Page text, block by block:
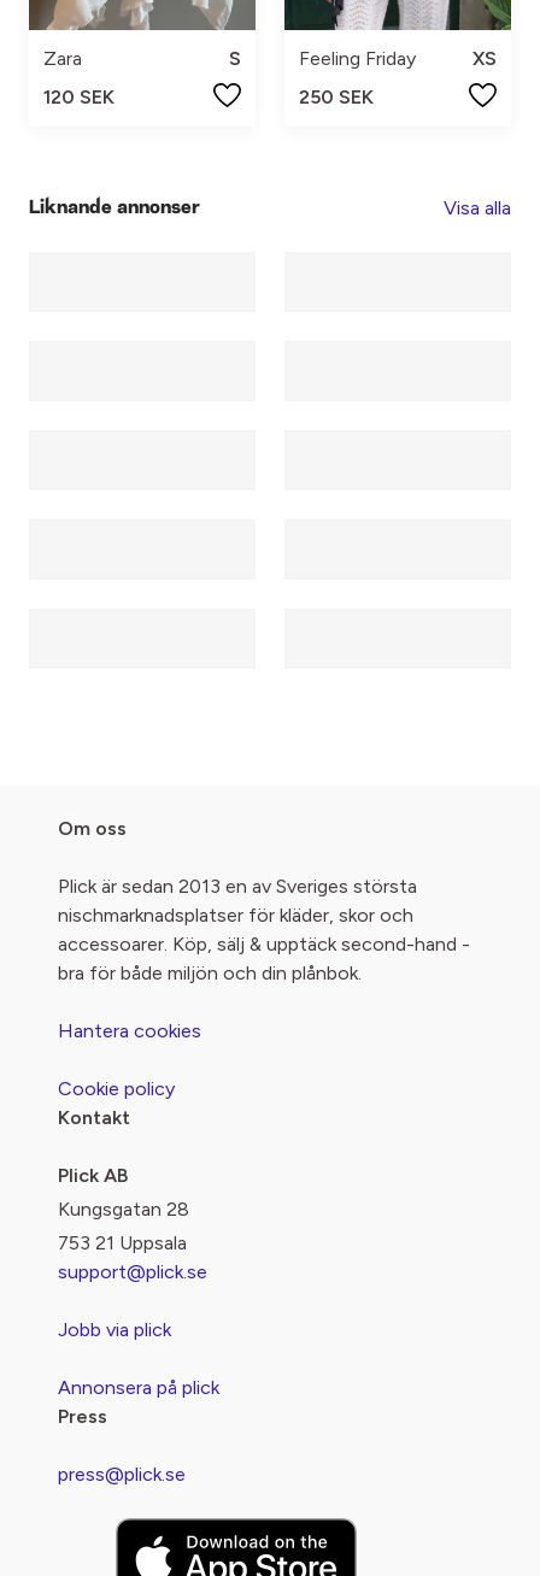
Zara
S
120 SEK
Feeling Friday
XS
250 SEK
Liknande annonser Visa alla
Om oss
Plick är sedan 2013 en av Sveriges största
nischmarknadsplatser för kläder, skor och
accessoarer. Köp, sälj & upptäck second-hand -
bra för både miljön och din plånbok.
Hantera cookies
Cookie policy
Kontakt
Plick AB
Kungsgatan 28
753 21 Uppsala
support@plick.se
Jobb via plick
Annonsera på plick
Press
press@plick.se